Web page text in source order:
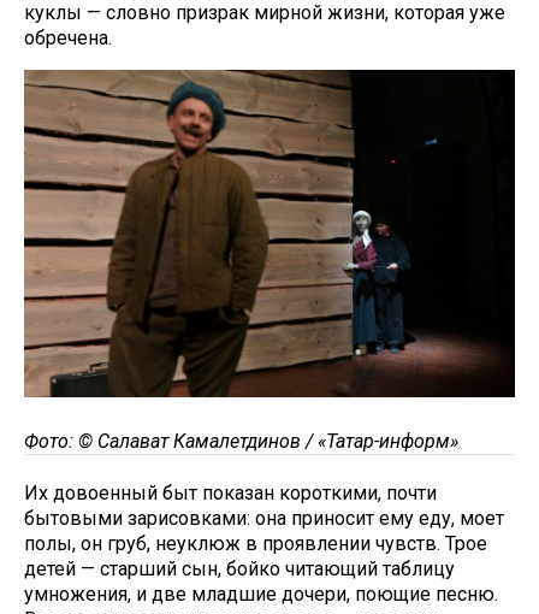
куклы — словно призрак мирной жизни, которая уже
обречена.
Фото: © Салават Камалетдинов / «Татар-информ»
Их довоенный быт показан короткими, почти
бытовыми зарисовками: она приносит ему еду, моет
полы, он груб, неуклюж в проявлении чувств. Трое
детей — старший сын, бойко читающий таблицу
умножения, и две младшие дочери, поющие песню.